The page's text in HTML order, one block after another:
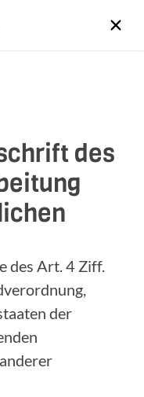
des
des Art. 4 Ziff.
der